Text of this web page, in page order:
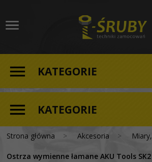
KATEGORIE
KATEGORIE
Strona główna Akcesoria
Ostrza wymienne łamane AKU Tools